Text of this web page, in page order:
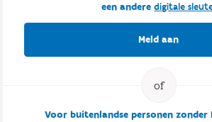
een anderedigitale
Meld aan
Voor buitenlandse personen zonder